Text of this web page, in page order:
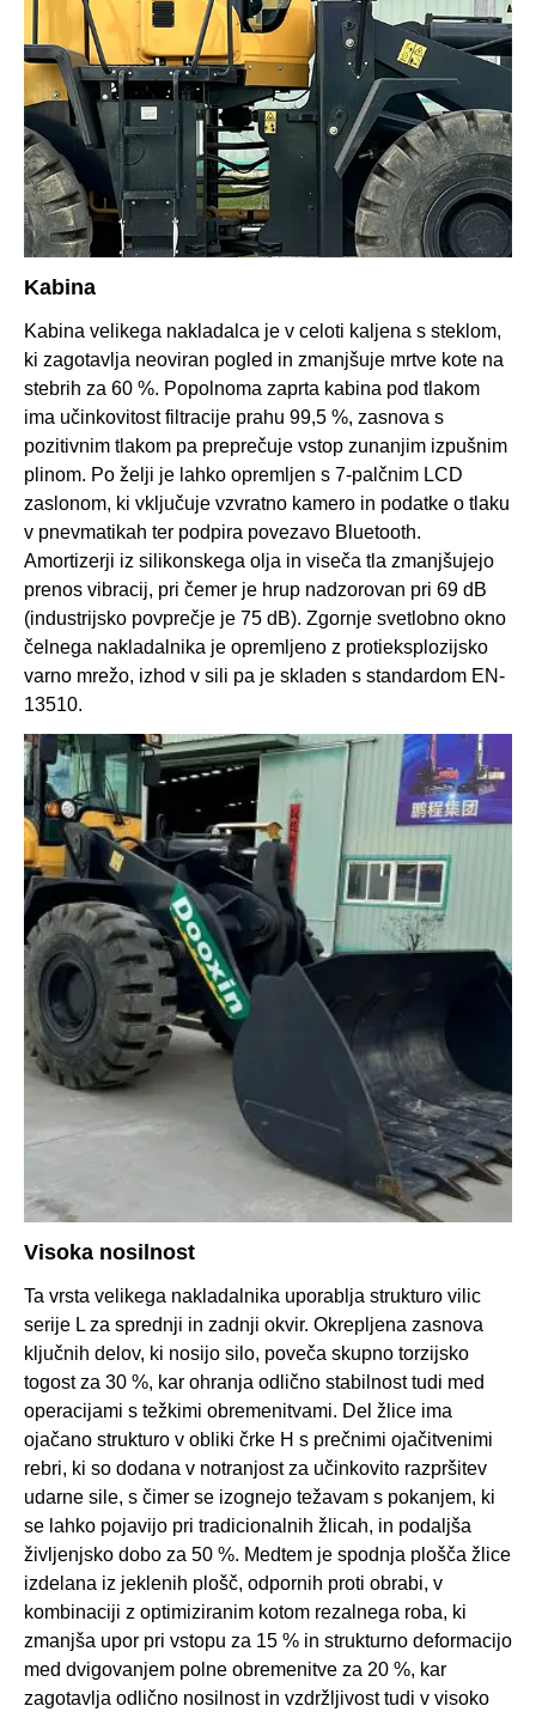
Kabina
Kabina velikega nakladalca je v celoti kaljena s steklom,
ki zagotavlja neoviran pogled in zmanjšuje mrtve kote na
stebrih za 60 %. Popolnoma zaprta kabina pod tlakom
ima učinkovitost filtracije prahu 99,5 %, zasnova s ​​
pozitivnim tlakom pa preprečuje vstop zunanjim izpušnim
plinom. Po želji je lahko opremljen s 7-palčnim LCD
zaslonom, ki vključuje vzvratno kamero in podatke o tlaku
v pnevmatikah ter podpira povezavo Bluetooth.
Amortizerji iz silikonskega olja in viseča tla zmanjšujejo
prenos vibracij, pri čemer je hrup nadzorovan pri 69 dB
(industrijsko povprečje je 75 dB). Zgornje svetlobno okno
čelnega nakladalnika je opremljeno z protieksplozijsko
varno mrežo, izhod v sili pa je skladen s standardom EN-
13510.
Visoka nosilnost
Ta vrsta velikega nakladalnika uporablja strukturo vilic
serije L za sprednji in zadnji okvir. Okrepljena zasnova
ključnih delov, ki nosijo silo, poveča skupno torzijsko
togost za 30 %, kar ohranja odlično stabilnost tudi med
operacijami s težkimi obremenitvami. Del žlice ima
ojačano strukturo v obliki črke H s prečnimi ojačitvenimi
rebri, ki so dodana v notranjost za učinkovito razpršitev
udarne sile, s čimer se izognejo težavam s pokanjem, ki
se lahko pojavijo pri tradicionalnih žlicah, in podaljša
življenjsko dobo za 50 %. Medtem je spodnja plošča žlice
izdelana iz jeklenih plošč, odpornih proti obrabi, v
kombinaciji z optimiziranim kotom rezalnega roba, ki
zmanjša upor pri vstopu za 15 % in strukturno deformacijo
med dvigovanjem polne obremenitve za 20 %, kar
zagotavlja odlično nosilnost in vzdržljivost tudi v visoko